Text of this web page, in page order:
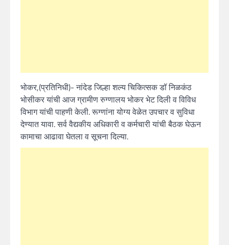
भोकर,(प्रतिनिधी)- नांदेड जिल्हा शल्य चिकित्सक डॉ निळकंठ
भोसीकर यांची आज ग्रामीण रुग्णालय भोकर भेट दिली व विविध
विभाग यांची पाहणी केली. रूग्णांना योग्य वेळेत उपचार व सुविधा
देण्यात यावा. सर्व वैद्यकीय अधिकारी व कर्मचारी यांची बैठक घेऊन
कामाचा आढावा घेतला व सूचना दिल्या.